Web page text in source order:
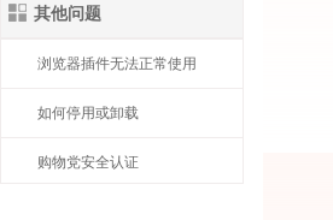
其他问题
浏览器插件无法正常使用
如何停用或卸载
购物党安全认证